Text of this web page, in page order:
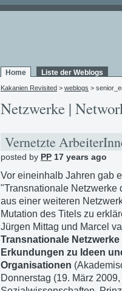
Home Liste der Weblogs
Kakanien Revisited > weblogs >
Netzwerke |
Vernetzte
posted by PP 17 years ago
Vor eineinhalb Jahren gab
"Transnationale Netzwerke
aus einer weiteren
Mutation des Titels zu
Jürgen Mittag und Marcel
Transnationale
Erkundungen zu Ideen
Organisationen
Donnerstag (19. März